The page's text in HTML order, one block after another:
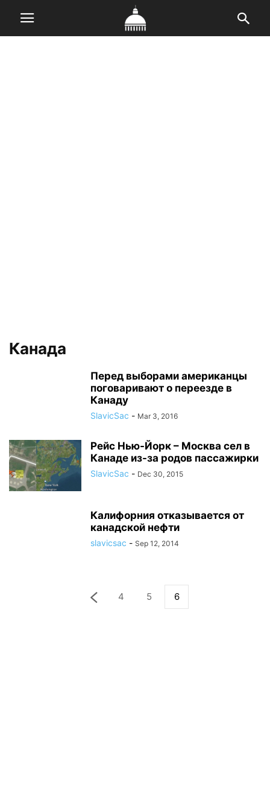
Канада
Перед выборами американцы
поговаривают о переезде в
Канаду
SlavicSac - Mar 3, 2016
Рейс Нью-Йорк – Москва сел в
Канаде из-за родов пассажирки
SlavicSac - Dec 30, 2015
Калифорния отказывается от
канадской нефти
slavicsac - Sep 12, 2014
4 5 6